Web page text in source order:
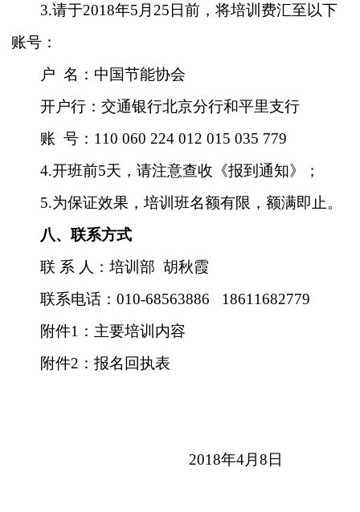
3.请于2018年5月25日前，将培训费汇至以下
账号：
户 名：中国节能协会
开户行：交通银行北京分行和平里支行
账 号： 110 060 224 012 015 035 779
4.开班前5天，请注意查收《报到通知》；
5.为保证效果，培训班名额有限，额满即止。
八、联系方式
联 系 人：培训部 胡秋霞
联系电话： 010-68563886 18611682779
附件1：主要培训内容
附件2：报名回执表
2018年4月8日